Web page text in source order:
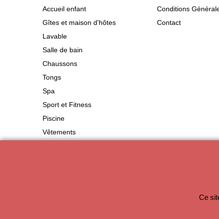
Accueil enfant
Gîtes et maison d'hôtes
Lavable
Salle de bain
Chaussons
Tongs
Spa
Sport et Fitness
Piscine
Vêtements
Conditions
Contact
Ce